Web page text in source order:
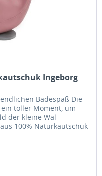
Ingeborg
Badespaß Die
toller Moment, um
der kleine Wal
100% Naturkautschuk